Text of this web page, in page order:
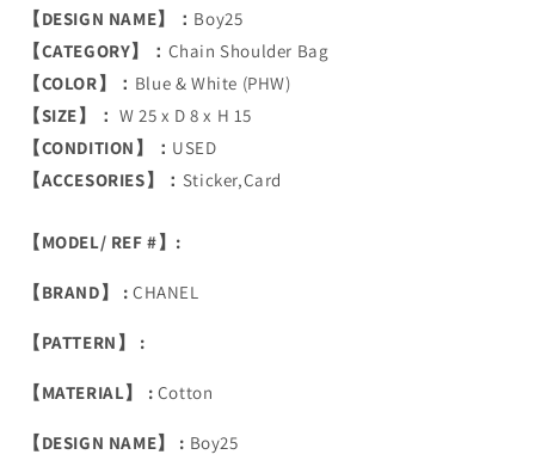
【DESIGN NAME】： Boy25
【CATEGORY】： Chain Shoulder Bag
【COLOR】： Blue & White (PHW)
【SIZE】： W 25 x D 8 x H 15
【CONDITION】： USED
【ACCESORIES】： Sticker,Card
【MODEL/ REF #】:
【BRAND】 : CHANEL
【PATTERN】 :
【MATERIAL】 : Cotton
【DESIGN NAME】 : Boy25